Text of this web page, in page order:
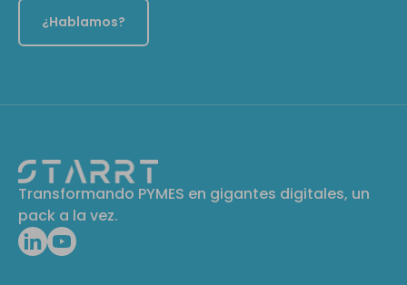
¿Hablamos?
Transformando PYMES en gigantes digitales, un
pack a la vez.